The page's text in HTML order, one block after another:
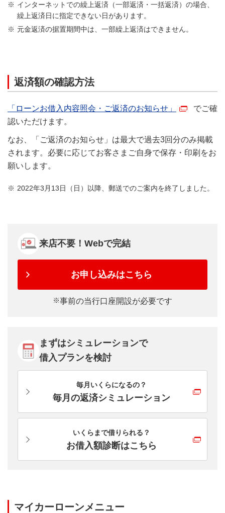
インターネットでの繰上返済（一部返済・一括返済）の場合、
繰上返済日に指定できない日があります。
元金返済の据置期間中は、一部繰上返済はできません。
返済額の確認方法
「ローンお借入内容照会・ご返済のお知らせ」
でご確
認いただけます。
なお、「ご返済のお知らせ」は最大で過去3回分のみ掲載
されます。必要に応じてお客さまご自身で保存・印刷をお
願いします。
2022年3月13日（日）以降、郵送でのご案内を終了しました。
来店不要！Webで完結
お申し込みはこちら
事前の当行口座開設が必要です
まずはシミュレーションで
借入プランを検討
毎月いくらになるの？
毎月の返済シミュレーション
いくらまで借りられる？
お借入額診断はこちら
マイカーローンメニュー